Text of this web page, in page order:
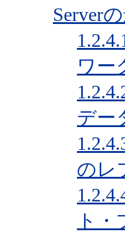
Server
ワー
デー
のレ
ト